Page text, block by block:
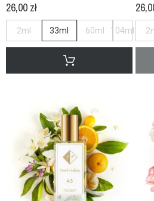
26,00 zł
2ml 33ml 60ml 104ml